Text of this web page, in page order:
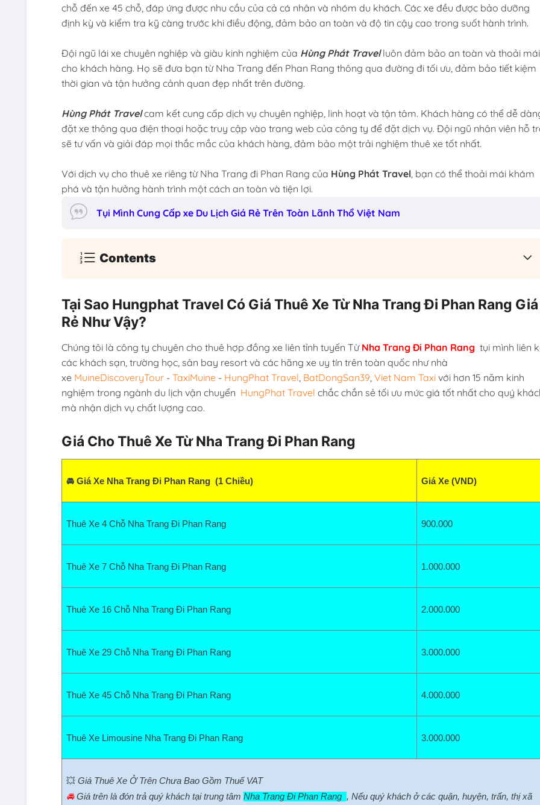
chỗ đến xe 45 chỗ, đáp ứng được nhu cầu của cả cá nhân và nhóm du khách. Các xe đều được bảo dưỡng
định kỳ và kiểm tra kỹ càng trước khi điều động, đảm bảo an toàn và độ tin cậy cao trong suốt hành trình.
Đội ngũ lái xe chuyên nghiệp và giàu kinh nghiệm của Hùng Phát Travelluôn đảm bảo an toàn và thoải mái
cho khách hàng. Họ sẽ đưa bạn từ Nha Trang đến Phan Rang thông qua đường đi tối ưu, đảm bảo tiết kiệm
thời gian và tận hưởng cảnh quan đẹp nhất trên đường.
Hùng Phát Travelcam kết cung cấp dịch vụ chuyên nghiệp, linh hoạt và tận tâm. Khách hàng có thể dễ
đặt xe thông qua điện thoại hoặc truy cập vào trang web của công ty để đặt dịch vụ. Đội ngũ nhân viên hỗ
sẽ tư vấn và giải đáp mọi thắc mắc của khách hàng, đảm bảo một trải nghiệm thuê xe tốt nhất.
Với dịch vụ cho thuê xe riêng từ Nha Trang đi Phan Rang của Hùng Phát Travel, bạn có thể thoải mái khám
phá và tận hưởng hành trình một cách an toàn và tiện lợi.
Tụi Mình Cung Cấp xe Du Lịch Giá Rẻ Trên Toàn Lãnh Thổ Việt Nam
Contents
Tại Sao Hungphat Travel Có Giá Thuê Xe Từ Nha Trang Đi Phan Rang Giá
Rẻ Như Vậy?
Chúng tôi là công ty chuyên cho thuê hợp đồng xe liên tỉnh tuyến Từ Nha Trang Đi Phan Rang tụi mình liên
các khách sạn, trường học, sân bay resort và các hãng xe uy tín trên toàn quốc như nhà
xe MuineDiscoveryTour- TaxiMuine - HungPhat Travel BatDongSan39 Viet Nam Taxivới hơn 15 năm kinh
nghiệm trong ngành du lịch vận chuyển HungPhat Travel chắc chắn sẻ tối ưu mức giá tốt nhất cho quý
mà nhận dịch vụ chất lượng cao.
Giá Cho Thuê Xe Từ Nha Trang Đi Phan Rang
🚘 Giá Xe Nha Trang Đi Phan Rang  (1 Chiều) Giá Xe (VND)
Thuê Xe 4 Chỗ Nha Trang Đi Phan Rang 900.000
Thuê Xe 7 Chỗ Nha Trang Đi Phan Rang 1.000.000
Thuê Xe 16 Chỗ Nha Trang Đi Phan Rang 2.000.000
Thuê Xe 29 Chỗ Nha Trang Đi Phan Rang 3.000.000
Thuê Xe 45 Chỗ Nha Trang Đi Phan Rang 4.000.000
Thuê Xe Limousine Nha Trang Đi Phan Rang 3.000.000
💥 Giá Thuê Xe Ở Trên Chưa Bao Gồm Thuế VAT
🚘 Giá trên là đón trả quý khách tại trung tâm Nha Trang Đi Phan Rang , Nếu quý khách ở các quận, huyện, trấn, thị xã